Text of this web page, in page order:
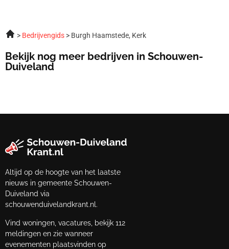
Bedrijvengids Burgh Haamstede, Kerk
Bekijk nog meer bedrijven in Schouwen-
Duiveland
Altijd op de hoogte van het laatste
nieuws in gemeente Schouwen-
Duiveland via
schouwenduivelandkrant.nl.
Vind woningen, vacatures, bekijk 112
meldingen en zie wanneer
evenementen plaatsvinden op